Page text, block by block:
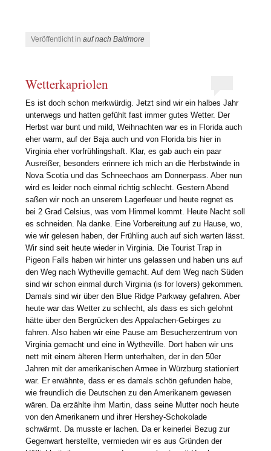
Veröffentlicht inauf nach Baltimore
Wetterkapriolen
Es ist doch schon merkwürdig. Jetzt sind wir ein halbes Jahr
unterwegs und hatten gefühlt fast immer gutes Wetter. Der
Herbst war bunt und mild, Weihnachten war es in Florida auch
eher warm, auf der Baja auch und von Florida bis hier in
Virginia eher vorfrühlingshaft. Klar, es gab auch ein paar
Ausreißer, besonders erinnere ich mich an die Herbstwinde in
Nova Scotia und das Schneechaos am Donnerpass. Aber nun
wird es leider noch einmal richtig schlecht. Gestern Abend
saßen wir noch an unserem Lagerfeuer und heute regnet es
bei 2 Grad Celsius, was vom Himmel kommt. Heute Nacht soll
es schneiden. Na danke. Eine Vorbereitung auf zu Hause, wo,
wie wir gelesen haben, der Frühling auch auf sich warten lässt.
Wir sind seit heute wieder in Virginia. Die Tourist Trap in
Pigeon Falls haben wir hinter uns gelassen und haben uns auf
den Weg nach Wytheville gemacht. Auf dem Weg nach Süden
sind wir schon einmal durch Virginia (is for lovers) gekommen.
Damals sind wir über den Blue Ridge Parkway gefahren. Aber
heute war das Wetter zu schlecht, als dass es sich gelohnt
hätte über den Bergrücken des Appalachen-Gebirges zu
fahren. Also haben wir eine Pause am Besucherzentrum von
Virginia gemacht und eine in Wytheville. Dort haben wir uns
nett mit einem älteren Herrn unterhalten, der in den 50er
Jahren mit der amerikanischen Armee in Würzburg stationiert
war. Er erwähnte, dass er es damals schön gefunden habe,
wie freundlich die Deutschen zu den Amerikanern gewesen
wären. Da erzählte ihm Martin, dass seine Mutter noch heute
von den Amerikanern und ihrer Hershey-Schokolade
schwärmt. Da musste er lachen. Da er keinerlei Bezug zur
Gegenwart herstellte, vermieden wir es aus Gründen der